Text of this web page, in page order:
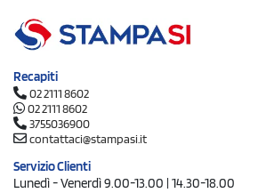
Recapiti
02 2111 8602
02 2111 8602
3755036900
contattaci@stampasi.it
Servizio Clienti
Lunedì - Venerdì 9.00-13.00 | 14.30-18.00